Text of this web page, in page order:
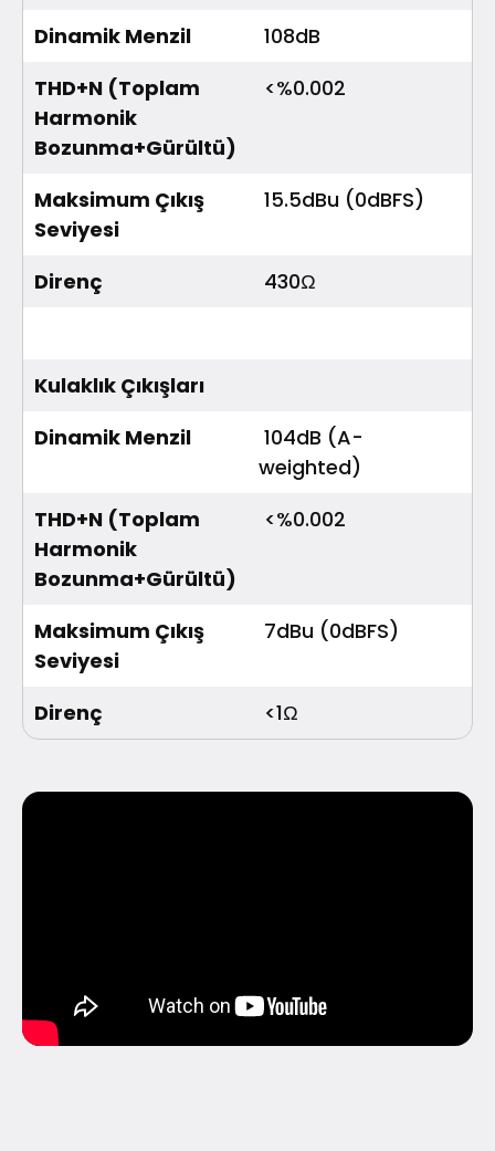
Dinamik Menzil
108dB
THD+N (Toplam
Harmonik
Bozunma+Gürültü)
<%0.002
Maksimum Çıkış
Seviyesi
15.5dBu (0dBFS)
Direnç 430Ω
Kulaklık Çıkışları
Dinamik Menzil
104dB (A-
weighted)
THD+N (Toplam
Harmonik
Bozunma+Gürültü)
<%0.002
Maksimum Çıkış
Seviyesi
7dBu (0dBFS)
Direnç <1Ω